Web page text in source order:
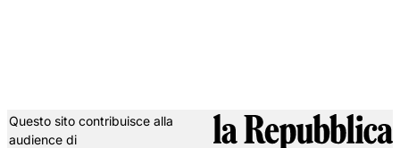
Questo sito contribuisce alla
audience di